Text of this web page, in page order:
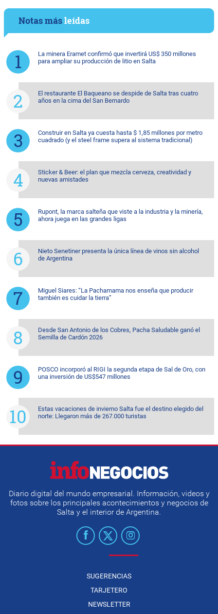
Notas másleídas
La minera Eramet confirmó que invertirá US$ 350 millones
para ampliar su producción de litio en Salta
El restaurante El Baqueano se despide de Salta tras cuatro
años en la cima del San Bernardo
Construir en Salta ya cuesta hasta $ 1,85 millones por metro
cuadrado (y el steel frame supera al sistema tradicional)
Sticker & Beer: el plan que mezcla cerveza, creatividad y
nuevas amistades
Rupont, la marca salteña que viste a la industria y la minería,
ahora juega en las grandes ligas
Nieto Senetiner presenta la única línea de vinos sin alcohol
de Argentina
Miguel Siares: “La Pachamama nos enseña que producir
también es cuidar la tierra”
Desde San Antonio de los Cobres, Pacha Saludable ganó el
Semilla de Cardón 2026
POSCO incorporó al RIGI la segunda etapa de Sal de Oro, con
una inversión de US$547 millones
Estas vacaciones de invierno Salta fue el destino elegido del
norte: Llegaron más de 267.000 turistas
Diario digital del mundo empresarial. Información, videos y
fotos sobre los principales acontecimientos y negocios de
Salta y el interior de Argentina.
SUGERENCIAS
TARJETERO
NEWSLETTER